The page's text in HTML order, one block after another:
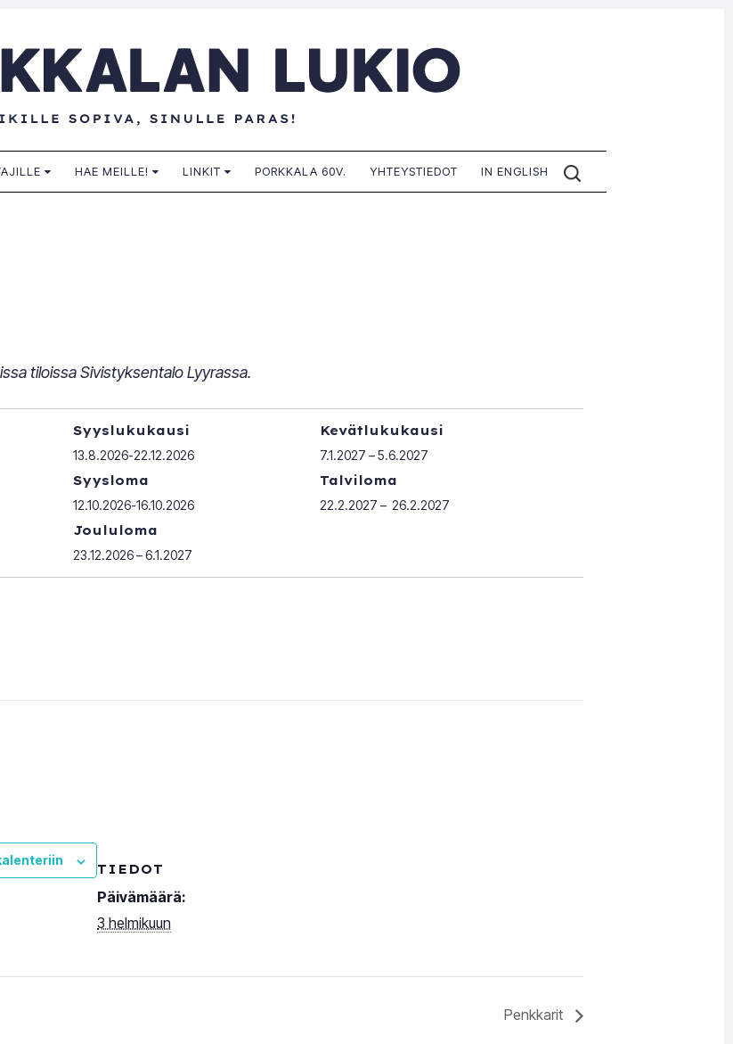
HAE MEILLE! LINKIT PORKKALA 60V. YHTEYSTIEDOT IN ENGLISH
ETSI
SIVUILTA:
tiloissa Sivistyksentalo Lyyrassa.
Syyslukukausi
13.8.2026-22.12.2026
Syysloma
12.10.2026-16.10.2026
Joululoma
23.12.2026 – 6.1.2027
Kevätlukukausi
7.1.2027 – 5.6.2027
Talviloma
22.2.2027 – 26.2.2027
TIEDOT
Päivämäärä:
3 helmikuun
Penkkarit